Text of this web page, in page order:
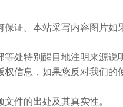
证。本站采写内容图片如
处特别醒目地注明来源说
信息，如果您反对我们的
件的出处及其真实性。